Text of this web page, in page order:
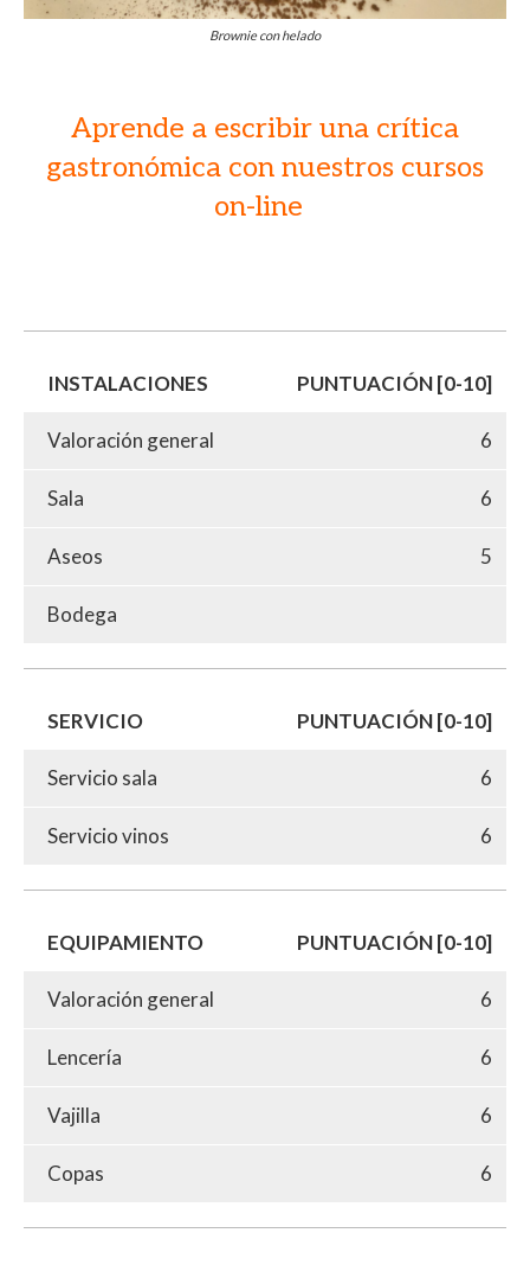
Brownie con helado
Aprende a escribir una crítica
gastronómica con nuestros cursos
on-line
INSTALACIONES PUNTUACIÓN [0-10]
Valoración general 6
Sala 6
Aseos 5
Bodega
SERVICIO PUNTUACIÓN [0-10]
Servicio sala 6
Servicio vinos 6
EQUIPAMIENTO PUNTUACIÓN [0-10]
Valoración general 6
Lencería 6
Vajilla 6
Copas 6